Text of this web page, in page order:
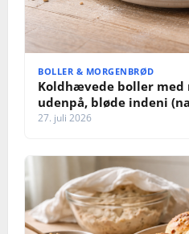
BOLLER & MORGENBRØD
Koldhævede boller med
udenpå, bløde indeni
27. juli 2026